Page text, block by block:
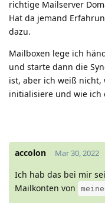
richtige Mailserver
Hat da jemand
dazu.
Mailboxen lege ich
und starte dann die
ist, aber ich weiß nicht,
initialisiere und wie ich
accolon Mar 30, 2022
Ich hab das bei mir
Mailkonten von